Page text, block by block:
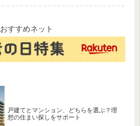
「音の不思議」を解き明かし
ます。見えない波動が世界を
形作る、驚きのメカニズムに
迫ります。
おすすめネット
戸建てとマンション、どちらを選ぶ？理
想の住まい探しをサポート